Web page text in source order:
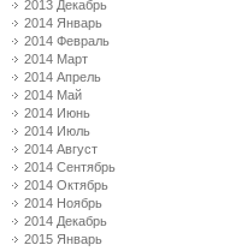
2013 Декабрь
2014 Январь
2014 Февраль
2014 Март
2014 Апрель
2014 Май
2014 Июнь
2014 Июль
2014 Август
2014 Сентябрь
2014 Октябрь
2014 Ноябрь
2014 Декабрь
2015 Январь